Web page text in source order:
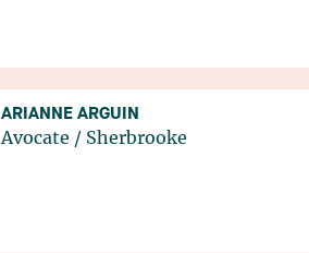
ARIANNE ARGUIN
Avocate / Sherbrooke